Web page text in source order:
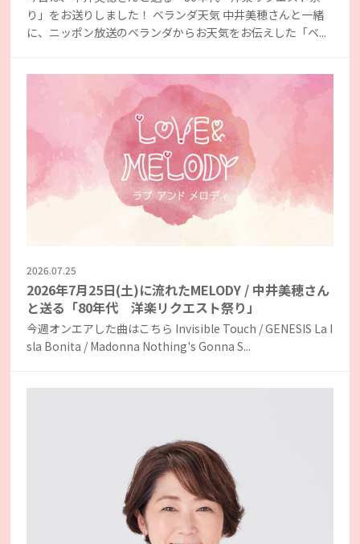
り」をお送りしました！ ベランダ天気 中井美穂さんと一緒
に、ニッポン放送のベランダからお天気をお伝えした「ベ...
2026.07.25
2026年7月25日(土)に流れたMELODY / 中井美穂さん
と送る「80年代 洋楽リクエスト祭り」
今週オンエアした曲はこちら Invisible Touch / GENESIS La I
sla Bonita / Madonna Nothing's Gonna S...